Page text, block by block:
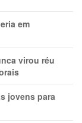
em
virou réu
jovens para